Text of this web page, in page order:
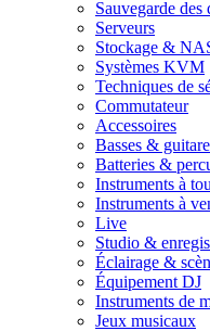
Sauvegarde des
Serveurs
Stockage &
Systèmes KVM
Techniques de
Commutateur
Accessoires
Basses &
Batteries &
Instruments à
Instruments à
Live
Studio &
Éclairage &
Équipement DJ
Instruments de
Jeux musicaux